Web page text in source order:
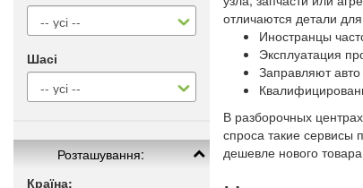
Шасі
Розташування:
Країна:
отличаются детали
Иностранцы
Эксплуатация
Заправляют
В разборочных
спроса такие сервисы
дешевле нового